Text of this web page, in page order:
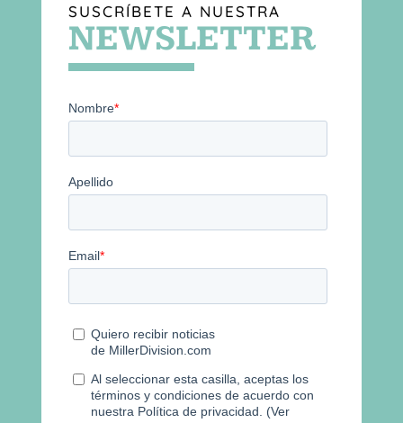
SUSCRÍBETE A NUESTRA
NEWSLETTER